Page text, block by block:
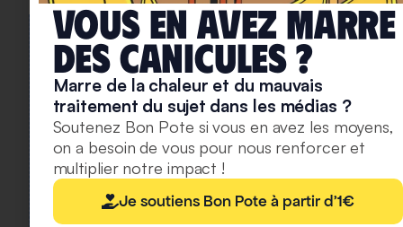
+30
000
SONT
DÉJÀ
INSCRITS
Rejoignez
notre
newsletter
Vous en avez marre
deS caniculeS ?
Marre de la chaleur et du mauvais
traitement du sujet dans les médias ?
Soutenez Bon Pote si vous en avez les moyens,
on a besoin de vous pour nous renforcer et
multiplier notre impact !
Je soutiens Bon Pote à partir d'1€